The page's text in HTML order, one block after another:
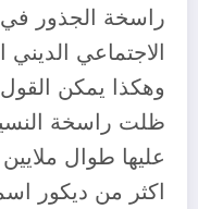
راسخة الجذور في
الاجتماعي
وهكذا يمكن
ظلت راسخة
عليها طوال
اكثر من ديكور